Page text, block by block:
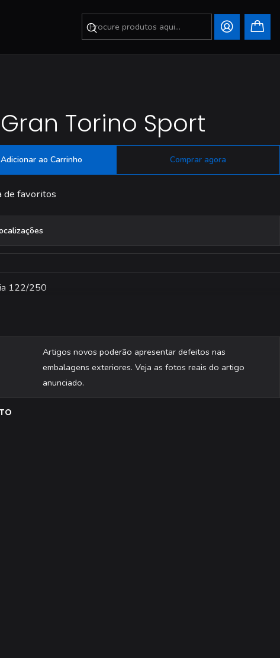
Gran Torino Sport
Adicionar ao Carrinho Comprar agora
de favoritos
122/250
Artigos novos poderão apresentar defeitos nas
embalagens exteriores. Veja as fotos reais do artigo
anunciado.